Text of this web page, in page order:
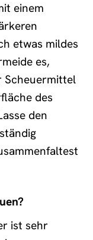
einem
etwas mildes
es,
Scheuermittel
des
den
ist sehr